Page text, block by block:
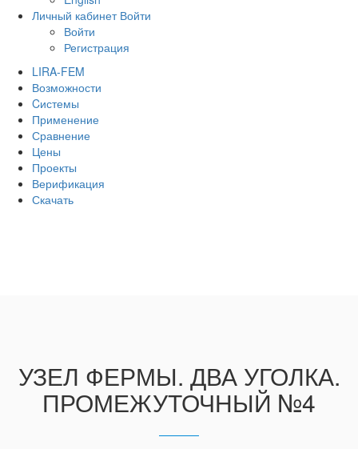
Личный кабинет Войти
Войти
Регистрация
LIRA-FEM
Возможности
Cистемы
Применение
Сравнение
Цены
Проекты
Верификация
Скачать
УЗЕЛ ФЕРМЫ. ДВА УГОЛКА.
ПРОМЕЖУТОЧНЫЙ №4